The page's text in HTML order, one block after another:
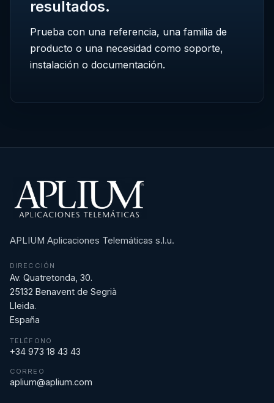
resultados.
Prueba con una referencia, una familia de
producto o una necesidad como soporte,
instalación o documentación.
APLIUM Aplicaciones Telemáticas s.l.u.
DIRECCIÓN
Av. Quatretonda, 30.
25132 Benavent de Segrià
Lleida.
España
TELÉFONO
+34 973 18 43 43
CORREO
aplium@aplium.com